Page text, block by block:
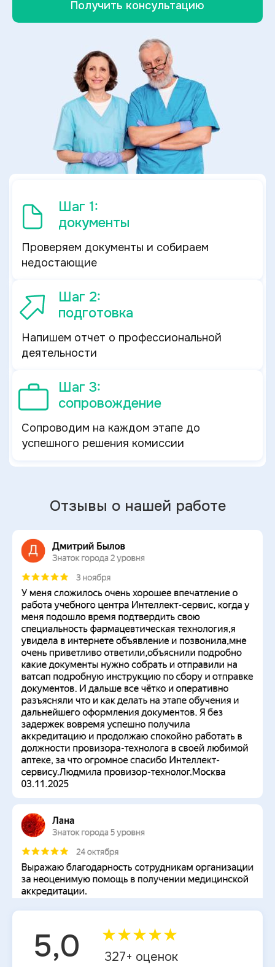
Получить консультацию
Шаг 1:
документы
Проверяем документы и собираем
недостающие
Шаг 2:
подготовка
Напишем отчет о профессиональной
деятельности
Шаг 3:
сопровождение
Сопроводим на каждом этапе до
успешного решения комиссии
Отзывы о нашей работе
5,0 ★★★★★
327+ оценок